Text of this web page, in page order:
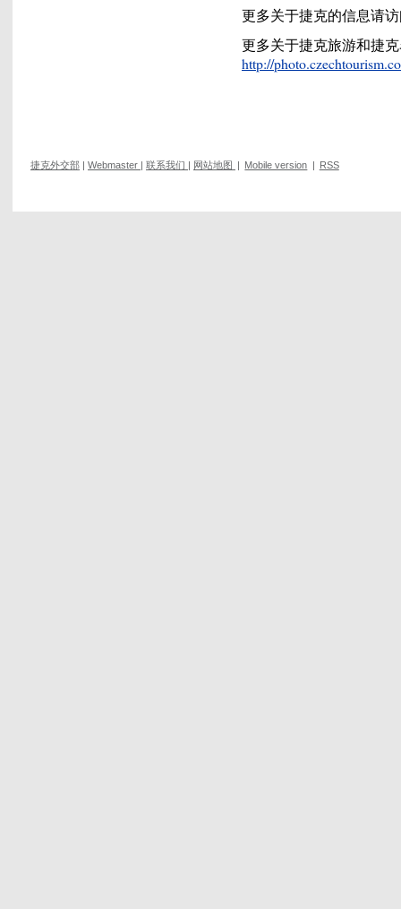
更多关于捷克的信息请
更多关于捷克旅游和捷
http://
捷克外交部 | Webmaster | 联系我们 | 网站地图 | Mobile version | RSS